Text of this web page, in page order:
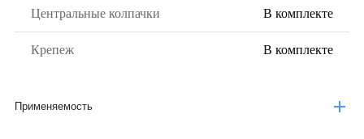
Центральные колпачки В комплекте
Крепеж В комплекте
Применяемость